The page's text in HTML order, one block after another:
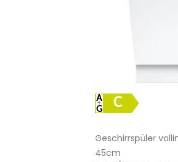
C
Geschirrspüler
45cm